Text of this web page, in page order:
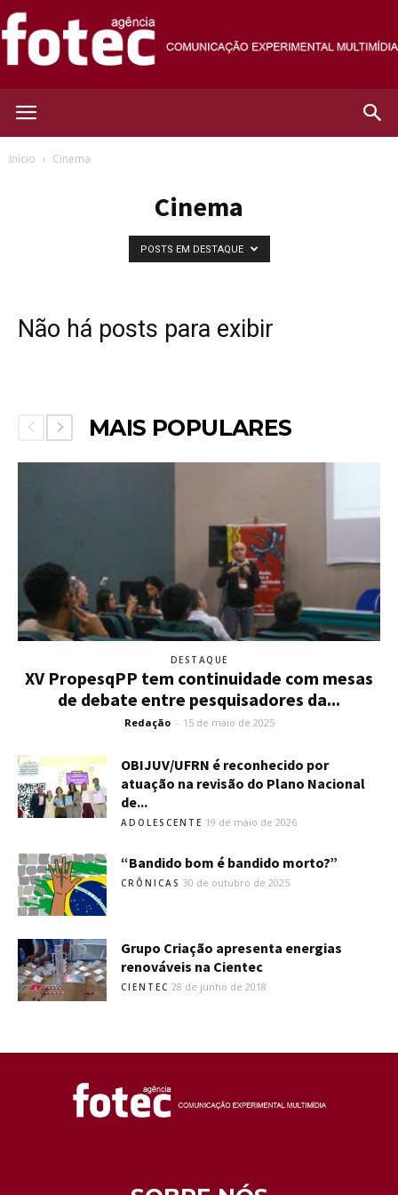
Fotec
Início Cinema
Cinema
POSTS EM DESTAQUE
Não há posts para exibir
MAIS POPULARES
DESTAQUE
XV PropesqPP tem continuidade com mesas
de debate entre pesquisadores da...
Redação - 15 de maio de 2025
OBIJUV/UFRN é reconhecido por
atuação na revisão do Plano Nacional
de...
ADOLESCENTE 19 de maio de 2026
“Bandido bom é bandido morto?”
CRÔNICAS 30 de outubro de 2025
Grupo Criação apresenta energias
renováveis na Cientec
CIENTEC 28 de junho de 2018